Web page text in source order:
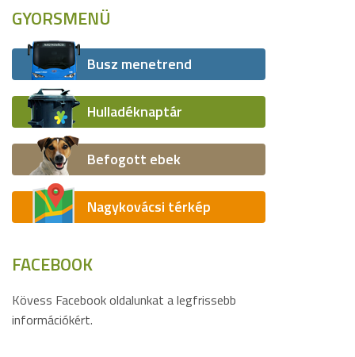
GYORSMENÜ
Busz menetrend
Hulladéknaptár
Befogott ebek
Nagykovácsi térkép
FACEBOOK
Kövess Facebook oldalunkat a legfrissebb
információkért.